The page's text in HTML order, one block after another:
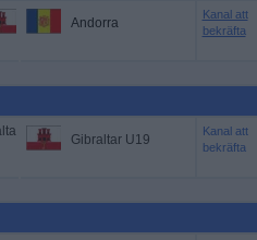
Andorra
Kanal att
bekräfta
Gibraltar U19
Kanal att
bekräfta